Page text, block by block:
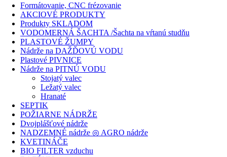
Formátovanie, CNC frézovanie
AKCIOVÉ PRODUKTY
Produkty SKLADOM
VODOMERNÁ ŠACHTA /Šachta na vŕtanú studňu
PLASTOVÉ ŽUMPY
Nádrže na DAŽĎOVÚ VODU
Plastové PIVNICE
Nádrže na PITNÚ VODU
Stojatý valec
Ležatý valec
Hranaté
SEPTIK
POŽIARNE NÁDRŽE
Dvojplášťové nádrže
NADZEMNÉ nádrže ◎ AGRO nádrže
KVETINÁČE
BIO FILTER vzduchu